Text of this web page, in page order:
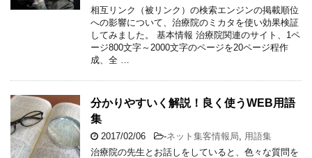
相互リンク（被リンク）の検索エンジンの掲載順位
への影響について、治療院のミカタを使い効果検証
してみました。 基本情報 治療院関連のサイト、1ペ
ージ800文字～2000文字のページを20ページ程作
成、全 …
分かりやすいく解説！良く使うWEB用語
集
2017/02/06 -ネット集客情報局
用語集
治療院の先生とお話しをしていると、色々な質問を